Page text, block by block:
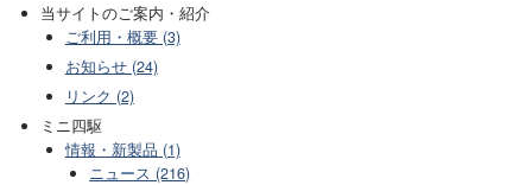
当サイトのご案内・紹介
ご利用・概要 (3)
お知らせ (24)
リンク (2)
ミニ四駆
情報・新製品 (1)
ニュース (216)